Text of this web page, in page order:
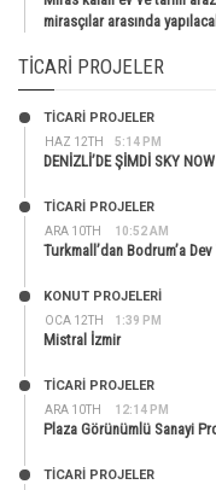
mirasçılar arasında
TICARI PROJELER
HAZ 12TH 5:14 PM
TİCARİ PROJELER
DENİZLİ’DE ŞİMDİ SKY
ARA 10TH 10:52 AM
TİCARİ PROJELER
Turkmall’dan Bodrum’a
OCA 12TH 1:39 PM
KONUT PROJELERI
Mistral İzmir
ARA 10TH 12:14 PM
TİCARİ PROJELER
Plaza Görünümlü Sanayi
TİCARİ PROJELER